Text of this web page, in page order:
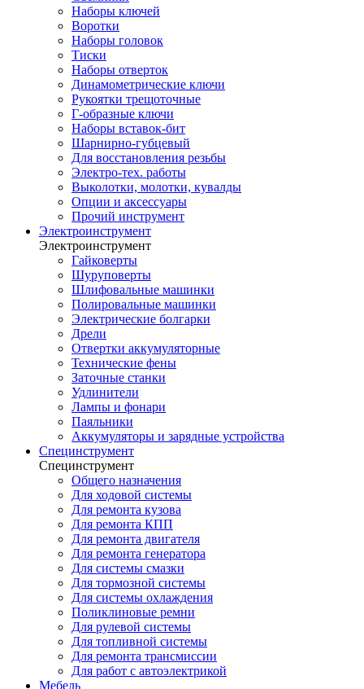
Наборы ключей
Воротки
Наборы головок
Тиски
Наборы отверток
Динамометрические ключи
Рукоятки трещоточные
Г-образные ключи
Наборы вставок-бит
Шарнирно-губцевый
Для восстановления резьбы
Электро-тех. работы
Выколотки, молотки, кувалды
Опции и аксессуары
Прочий инструмент
Электроинструмент
Электроинструмент
Гайковерты
Шуруповерты
Шлифовальные машинки
Полировальные машинки
Электрические болгарки
Дрели
Отвертки аккумуляторные
Технические фены
Заточные станки
Удлинители
Лампы и фонари
Паяльники
Аккумуляторы и зарядные устройства
Специнструмент
Специнструмент
Общего назначения
Для ходовой системы
Для ремонта кузова
Для ремонта КПП
Для ремонта двигателя
Для ремонта генератора
Для системы смазки
Для тормозной системы
Для системы охлаждения
Поликлиновые ремни
Для рулевой системы
Для топливной системы
Для ремонта трансмиссии
Для работ с автоэлектрикой
Мебель